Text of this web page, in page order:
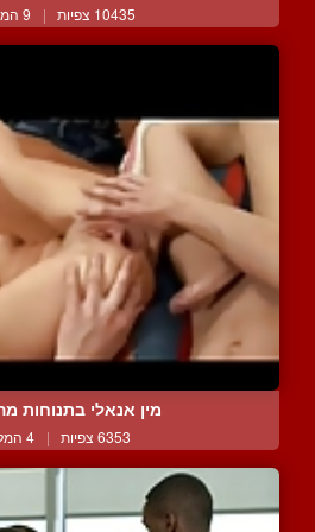
10435 צפיות | 9 המלצות
מין אנאלי בתנוחות
6353 צפיות | 4 המלצות